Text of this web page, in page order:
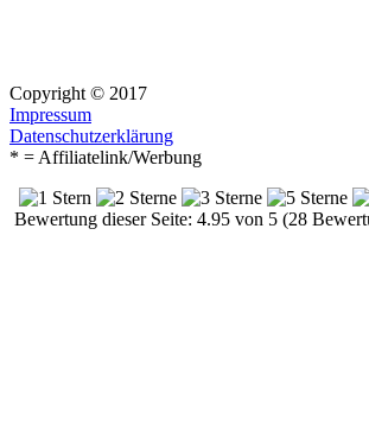
Copyright © 2017
Impressum
Datenschutzerklärung
* = Affiliatelink/Werbung
Bewertung dieser Seite: 4.95 von 5 (28